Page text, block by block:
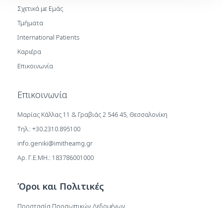
Σχετικά με Εμάς
Τμήματα
International Patients
Καριέρα
Επικοινωνία
Επικοινωνία
Μαρίας Κάλλας 11 & Γραβιάς 2 546 45, Θεσσαλονίκη
Τηλ.: +30.2310.895100
info.geniki@imitheamg.gr
Αρ. Γ.Ε.ΜΗ.: 183786001000
Όροι και Πολιτικές
Προστασία Προσωπικών Δεδομένων